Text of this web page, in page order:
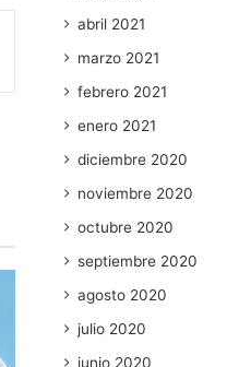
abril 2021
marzo 2021
febrero 2021
enero 2021
diciembre 2020
noviembre 2020
octubre 2020
septiembre 2020
agosto 2020
julio 2020
junio 2020